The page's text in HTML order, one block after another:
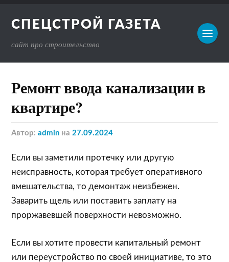
СПЕЦСТРОЙ ГАЗЕТА
сайт про строительство
Ремонт ввода канализации в
квартире?
Автор:admin на27.09.2024
Если вы заметили протечку или другую
неисправность, которая требует оперативного
вмешательства, то демонтаж неизбежен.
Заварить щель или поставить заплату на
проржавевшей поверхности невозможно.
Если вы хотите провести капитальный ремонт
или переустройство по своей инициативе, то это